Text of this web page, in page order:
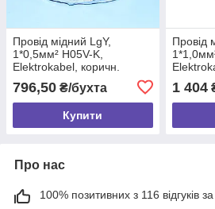
Провід мідний LgY,
1*0,5мм² H05V-K,
Elektrokabel, коричн.
796,50 ₴/бухта
Купити
Провід
1 404
Про нас
100% позитивних з 116 відгуків за